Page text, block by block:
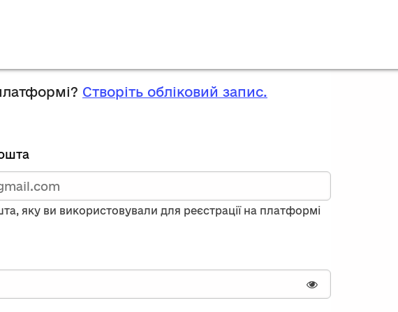
Створіть обліковий запис.
яку ви використовували для реєстрації на платформі
Показати пароль